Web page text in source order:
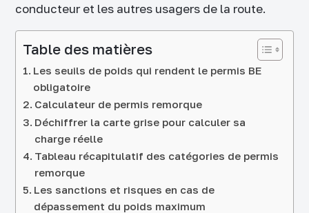
conducteur et les autres usagers de la route.
Table des matières
Les seuils de poids qui rendent le permis BE
obligatoire
Calculateur de permis remorque
Déchiffrer la carte grise pour calculer sa
charge réelle
Tableau récapitulatif des catégories de permis
remorque
Les sanctions et risques en cas de
dépassement du poids maximum